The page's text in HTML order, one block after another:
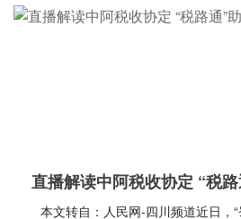
直播解读中阿税收协定 “税
本文转自：人民网-四川频道近日，